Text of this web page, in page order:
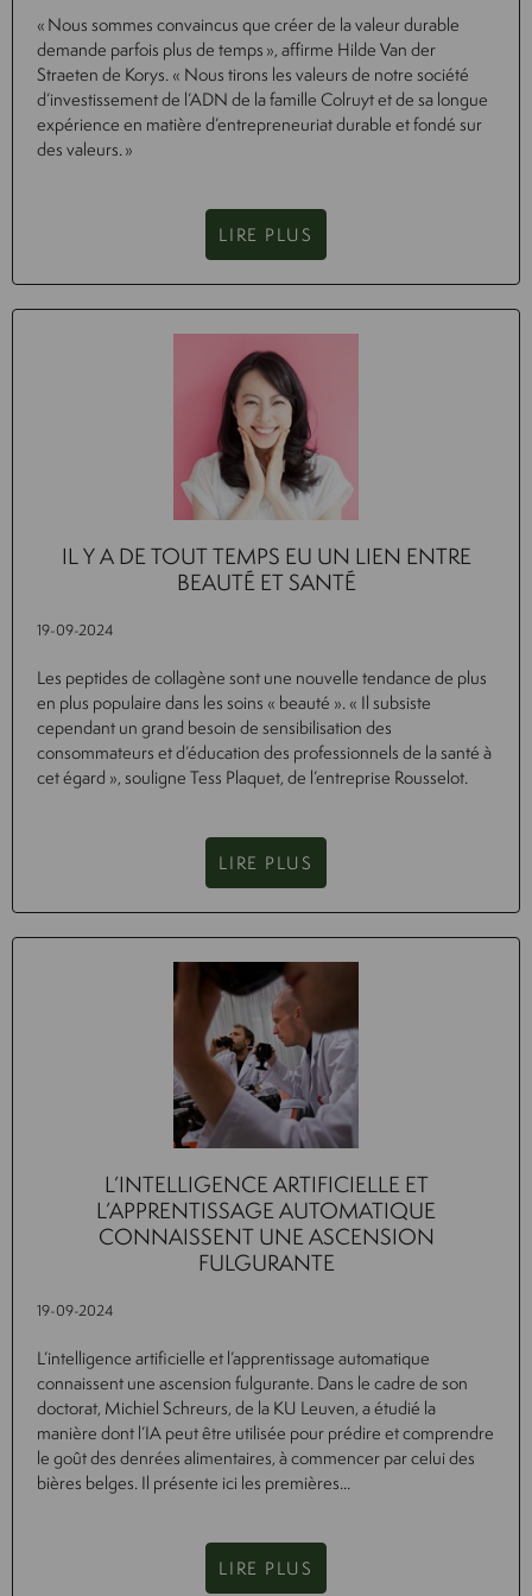
« Nous sommes convaincus que créer de la valeur durable
demande parfois plus de temps », affirme Hilde Van der
Straeten de Korys. « Nous tirons les valeurs de notre société
d’investissement de l’ADN de la famille Colruyt et de sa longue
expérience en matière d’entrepreneuriat durable et fondé sur
des valeurs. »
LIRE PLUS
IL Y A DE TOUT TEMPS EU UN LIEN ENTRE
BEAUTÉ ET SANTÉ
19-09-2024
Les peptides de collagène sont une nouvelle tendance de plus
en plus populaire dans les soins « beauté ». « Il subsiste
cependant un grand besoin de sensibilisation des
consommateurs et d’éducation des professionnels de la santé à
cet égard », souligne Tess Plaquet, de l’entreprise Rousselot.
LIRE PLUS
L’INTELLIGENCE ARTIFICIELLE ET
L’APPRENTISSAGE AUTOMATIQUE
CONNAISSENT UNE ASCENSION
FULGURANTE
19-09-2024
L’intelligence artificielle et l’apprentissage automatique
connaissent une ascension fulgurante. Dans le cadre de son
doctorat, Michiel Schreurs, de la KU Leuven, a étudié la
manière dont l’IA peut être utilisée pour prédire et comprendre
le goût des denrées alimentaires, à commencer par celui des
bières belges. Il présente ici les premières...
LIRE PLUS